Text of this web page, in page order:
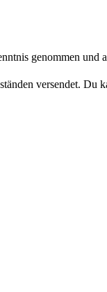
genommen und
versendet. Du